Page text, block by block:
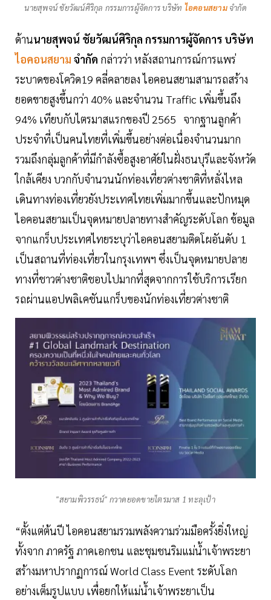
นายสุพจน์ ชัยวัฒน์ศิริกุล กรรมการผู้จัดการ บริษัท ไอคอนสยาม จำกัด
ด้านนายสุพจน์ ชัยวัฒน์ศิริกุล กรรมการผู้จัดการ บริษัท
ไอคอนสยาม จำกัด กล่าวว่า หลังสถานการณ์การแพร่
ระบาดของโควิด19 คลี่คลายลง ไอคอนสยามสามารถสร้าง
ยอดขายสูงขึ้นกว่า 40% และจำนวน Traffic เพิ่มขึ้นถึง
94% เทียบกับไตรมาสแรกของปี 2565 จากฐานลูกค้า
ประจำที่เป็นคนไทยที่เพิ่มขึ้นอย่างต่อเนื่องจำนวนมาก
รวมถึงกลุ่มลูกค้าที่มีกำลังซื้อสูงอาศัยในฝั่งธนบุรีและจังหวัด
ใกล้เคียง บวกกับจำนวนนักท่องเที่ยวต่างชาติที่หลั่งไหล
เดินทางท่องเที่ยวยังประเทศไทยเพิ่มมากขึ้นและปักหมุด
ไอคอนสยามเป็นจุดหมายปลายทางสำคัญระดับโลก ข้อมูล
จากแกร็บประเทศไทยระบุว่าไอคอนสยามติดโผอันดับ 1
เป็นสถานที่ท่องเที่ยวในกรุงเทพฯ ซึ่งเป็นจุดหมายปลาย
ทางที่ชาวต่างชาติชอบไปมากที่สุดจากการใช้บริการเรียก
รถผ่านแอปพลิเคชันแกร็บของนักท่องเที่ยวต่างชาติ
"สยามพิวรรธน์" กวาดยอดขายไตรมาส 1 ทะลุเป้า
“ตั้งแต่ต้นปี ไอคอนสยามรวมพลังความร่วมมือครั้งยิ่งใหญ่
ทั้งจาก ภาครัฐ ภาคเอกชน และชุมชนริมแม่น้ำเจ้าพระยา
สร้างมหาปรากฏการณ์ World Class Event ระดับโลก
อย่างเต็มรูปแบบ เพื่อยกให้แม่น้ำเจ้าพระยาเป็น